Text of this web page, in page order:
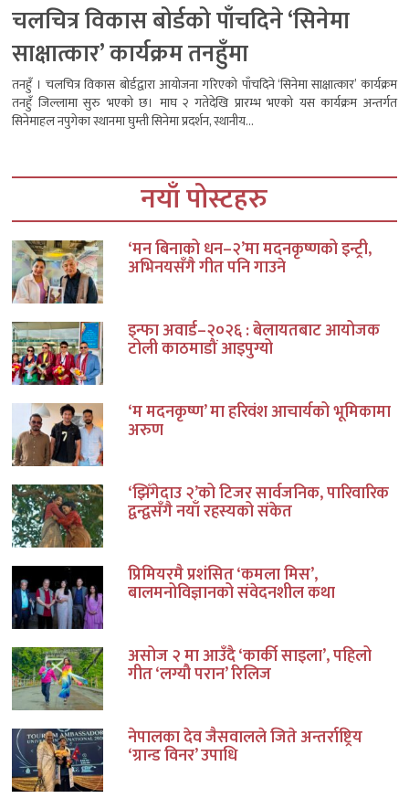
चलचित्र विकास बोर्डको पाँचदिने ‘सिनेमा
साक्षात्कार’ कार्यक्रम तनहुँमा
तनहुँ । चलचित्र विकास बोर्डद्वारा आयोजना गरिएको पाँचदिने ‘सिनेमा साक्षात्कार’ कार्यक्रम
तनहुँ जिल्लामा सुरु भएको छ। माघ २ गतेदेखि प्रारम्भ भएको यस कार्यक्रम अन्तर्गत
सिनेमाहल नपुगेका स्थानमा घुम्ती सिनेमा प्रदर्शन, स्थानीय...
नयाँ पोस्टहरु
‘मन बिनाको धन–२’मा मदनकृष्णको इन्ट्री,
अभिनयसँगै गीत पनि गाउने
इन्फा अवार्ड–२०२६ : बेलायतबाट आयोजक
टोली काठमाडौं आइपुग्यो
‘म मदनकृष्ण’ मा हरिवंश आचार्यको भूमिकामा
अरुण
‘झिँगेदाउ २’को टिजर सार्वजनिक, पारिवारिक
द्वन्द्वसँगै नयाँ रहस्यको संकेत
प्रिमियरमै प्रशंसित ‘कमला मिस’,
बालमनोविज्ञानको संवेदनशील कथा
असोज २ मा आउँदै ‘कार्की साइला’, पहिलो
गीत ‘लग्यौ परान’ रिलिज
नेपालका देव जैसवालले जिते अन्तर्राष्ट्रिय
‘ग्रान्ड विनर’ उपाधि